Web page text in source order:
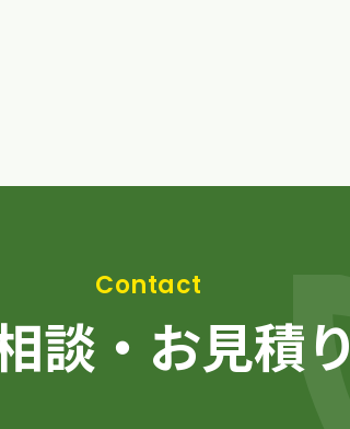
談・お見積り